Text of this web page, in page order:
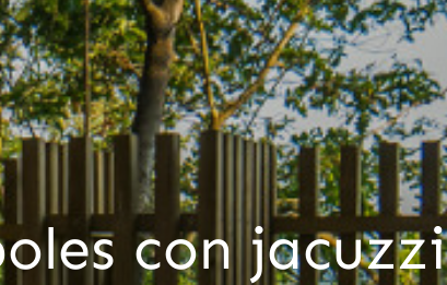
con jacuzzi